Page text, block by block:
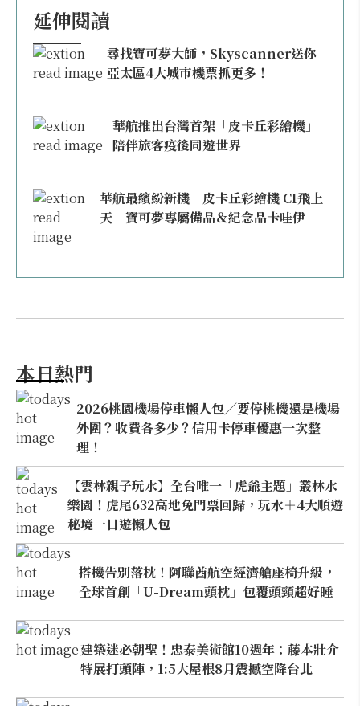
延伸閱讀
尋找寶可夢大師，Skyscanner送你
亞太區4大城市機票抓更多！
華航推出台灣首架「皮卡丘彩繪機」
陪伴旅客疫後同遊世界
華航最繽紛新機 皮卡丘彩繪機 CI飛上
天 寶可夢專屬備品＆紀念品卡哇伊
本日熱門
2026桃園機場停車懶人包／要停桃機還是機場
外圍？收費各多少？信用卡停車優惠一次整
理！
【雲林親子玩水】全台唯一「虎爺主題」叢林水
樂園！虎尾632高地免門票回歸，玩水＋4大順遊
秘境一日遊懶人包
搭機告別落枕！阿聯酋航空經濟艙座椅升級，
全球首創「U-Dream頭枕」包覆頭頸超好睡
建築迷必朝聖！忠泰美術館10週年：藤本壯介
特展打頭陣，1:5大屋根8月震撼空降台北